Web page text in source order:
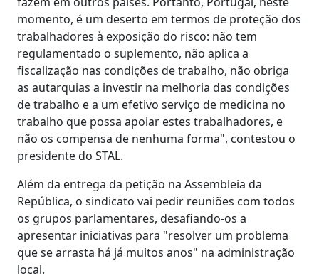
momento, é um deserto em termos de proteção dos
trabalhadores à exposição do risco: não tem
regulamentado o suplemento, não aplica a
fiscalização nas condições de trabalho, não obriga
as autarquias a investir na melhoria das condições
de trabalho e a um efetivo serviço de medicina no
trabalho que possa apoiar estes trabalhadores, e
não os compensa de nenhuma forma", contestou o
presidente do STAL.
Além da entrega da petição na Assembleia da
República, o sindicato vai pedir reuniões com todos
os grupos parlamentares, desafiando-os a
apresentar iniciativas para "resolver um problema
que se arrasta há já muitos anos" na administração
local.